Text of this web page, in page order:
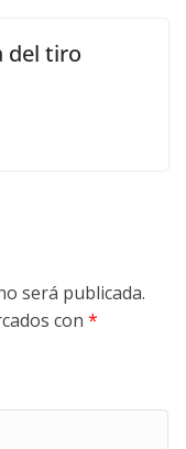
del tiro
será publicada.
con *